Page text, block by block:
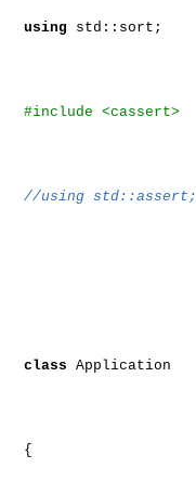
using std::sort;
#include <cassert>
//using std::assert;
class Application
{